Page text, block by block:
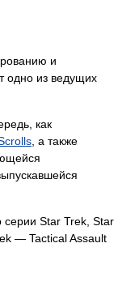
и
одно из ведущих
как
, а также
серии Star Trek, Star
— Tactical Assault